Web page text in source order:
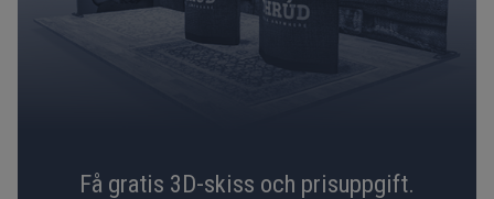
Få gratis 3D-skiss och prisuppgift.